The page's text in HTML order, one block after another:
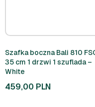
Szafka boczna Bali 810
35 cm 1 drzwi 1 szuflada –
White
459,00 PLN